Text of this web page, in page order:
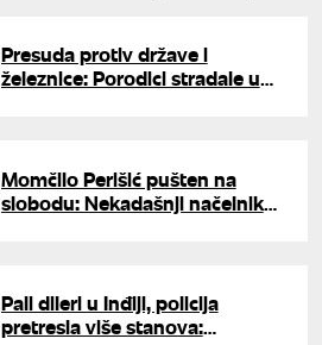
Presuda protiv države i
železnice: Porodici stradale u
Momčilo Perišić pušten na
slobodu: Nekadašnji načelnik
Pali dileri u Inđiji, policija
pretresla više stanova: